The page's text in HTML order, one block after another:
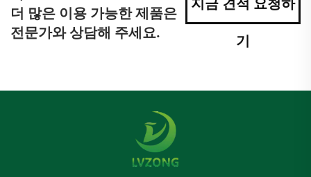
더 많은 이용 가능한 제품은
전문가와 상담해 주세요.
지금 견적 요청하
기